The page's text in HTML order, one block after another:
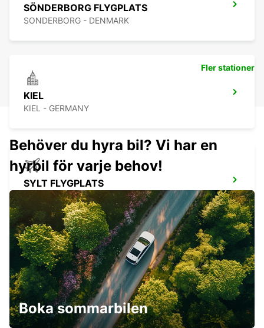
SÖNDERBORG FLYGPLATS
SONDERBORG - DENMARK
KIEL
KIEL - GERMANY
SYLT FLYGPLATS
SYLT OST - GERMANY
SYLT WESTERLAND
WESTERLAND SYLT - GERMANY
Fler stationer
Behöver du hyra bil? Vi har en
hyrbil för varje behov!
Boka sommarbilen